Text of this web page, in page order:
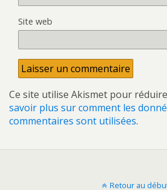
Site web
Ce site utilise Akismet pour
savoir plus sur comment les
commentaires sont utilisées.
Retour au